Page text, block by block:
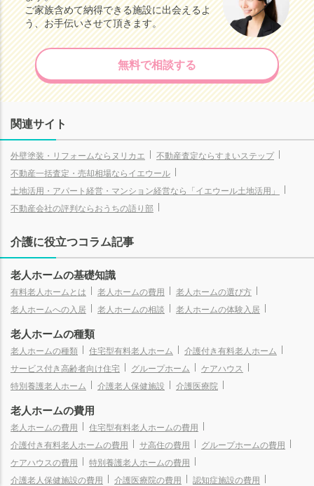
ご家族含めて納得できる施設に出会えるよ
う、お手伝いさせて頂きます。
無料で相談する
関連サイト
外壁塗装・リフォームならヌリカエ
不動産査定ならすまいステップ
不動産一括査定・売却相場ならイエウール
土地活用・アパート経営・マンション経営なら「イエウール土地活用」
不動産会社の評判ならおうちの語り部
介護に役立つコラム記事
老人ホームの基礎知識
有料老人ホームとは 老人ホームの費用
老人ホームの選び方
老人ホームへの入居
老人ホームの相談 老人ホームの体験入居
老人ホームの種類
老人ホームの種類 住宅型有料老人ホーム
介護付き有料老人ホーム
サービス付き高齢者向け住宅
グループホーム
ケアハウス
特別養護老人ホーム
介護老人保健施設 介護医療院
老人ホームの費用
老人ホームの費用
住宅型有料老人ホームの費用
介護付き有料老人ホームの費用
サ高住の費用
グループホームの費用
ケアハウスの費用
特別養護老人ホームの費用
介護老人保健施設の費用
介護医療院の費用 認知症施設の費用
老人ホームの知りたいことがわかる
老人ホームの知りたいことがわかる